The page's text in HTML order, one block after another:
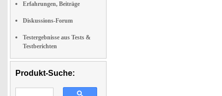
Erfahrungen, Beiträge
Diskussions-Forum
Testergebnisse aus Tests &
Testberichten
Produkt-Suche: